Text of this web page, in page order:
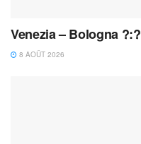
Venezia – Bologna ?:?
8 AOÛT 2026